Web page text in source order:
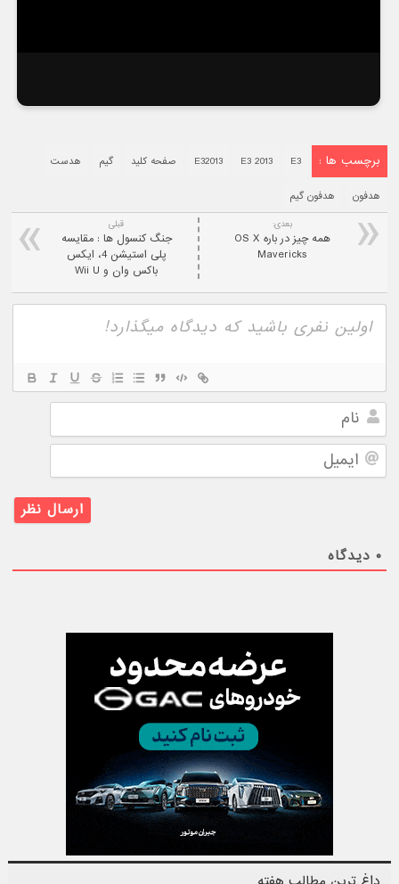
برچسب ها : E3
E3 2013
E32013 صفحه کلید گیم هدست
هدفون هدفون گیم
قبلی
جنگ کنسول ها : مقایسه
پلی استیشن 4، ایکس
باکس وان و Wii U
بعدی:
همه چيز در باره OS X
Mavericks
نام
ایمیل
۰ دیدگاه